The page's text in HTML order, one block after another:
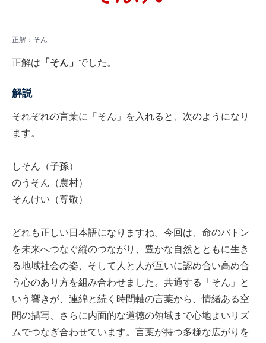
正解：そん
正解は 「そん」 でした。
解説
それぞれの言葉に「そん」を入れると、次のようになり
ます。
しそん（子孫）
のうそん（農村）
そんけい（尊敬）
どれも正しい日本語になりますね。今回は、命のバトン
を未来へつなぐ縦のつながり、豊かな自然とともに生き
る地域社会の姿、そして人と人が互いに認め合い高め合
う心のあり方を組み合わせました。共通する「そん」と
いう響きが、連綿と続く時間軸の言葉から、情緒ある空
間の描写、さらに内面的な道徳の領域まで心地よいリズ
ムでつなぎ合わせています。言葉が持つ多様な広がりを